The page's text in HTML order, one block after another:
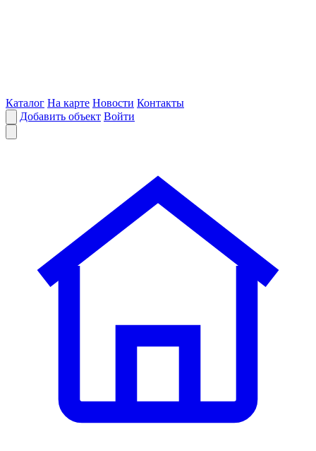
Каталог На карте Новости Контакты
Добавить объект Войти